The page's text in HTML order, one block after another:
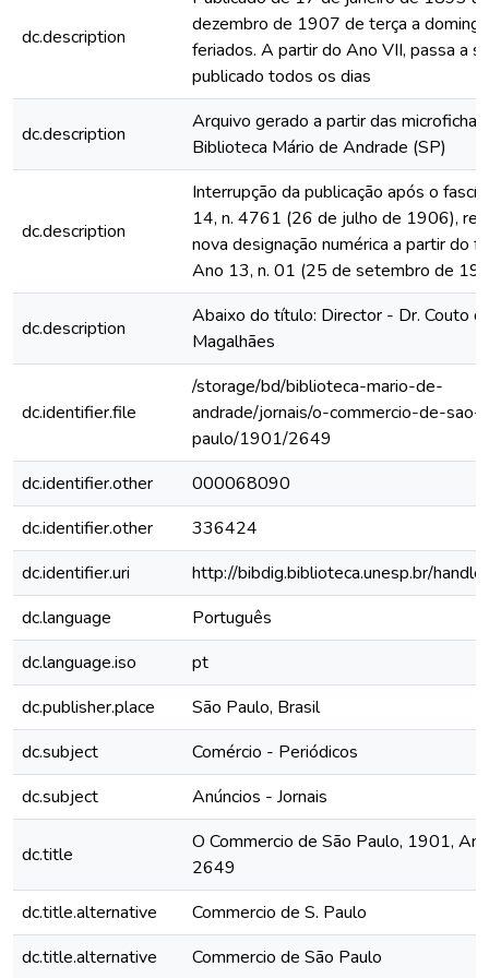
dc.description
dezembro de 1907 de terça a
feriados. A partir do Ano VII, passa a
publicado todos os dias
dc.description
Arquivo gerado a partir das
Biblioteca Mário de Andrade (SP)
dc.description
Interrupção da publicação após o
14, n. 4761 (26 de julho de 1906),
nova designação numérica a partir do
Ano 13, n. 01 (25 de setembro de
dc.description
Abaixo do título: Director - Dr. Couto
Magalhães
dc.identifier.file
/storage/bd/biblioteca-mario-de-
andrade/jornais/o-commercio-de-sao-
paulo/1901/2649
dc.identifier.other
000068090
dc.identifier.other
336424
dc.identifier.uri
http://bibdig.biblioteca.unesp.br/
dc.language
Português
dc.language.iso
pt
dc.publisher.place
São Paulo, Brasil
dc.subject
Comércio - Periódicos
dc.subject
Anúncios - Jornais
dc.title
O Commercio de São Paulo, 1901,
2649
dc.title.alternative
Commercio de S. Paulo
dc.title.alternative
Commercio de São Paulo